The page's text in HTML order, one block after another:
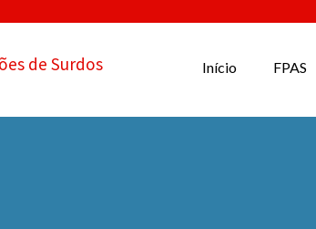
de Surdos Início FPAS